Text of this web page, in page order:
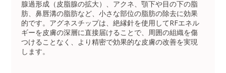
腺過形成（皮脂腺の拡大）、アクネ、顎下や目の下の脂
肪、鼻唇溝の脂肪など、小さな部位の脂肪の除去に効果
的です。アグネスチップは、絶縁針を使用してRFエネル
ギーを皮膚の深層に直接届けることで、周囲の組織を傷
つけることなく、より精密で効果的な皮膚の改善を実現
します。